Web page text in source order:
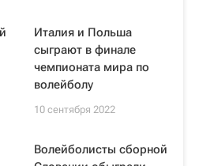
Италия и Польша
сыграют в финале
чемпионата мира по
волейболу
10 сентября 2022
Волейболисты сборной